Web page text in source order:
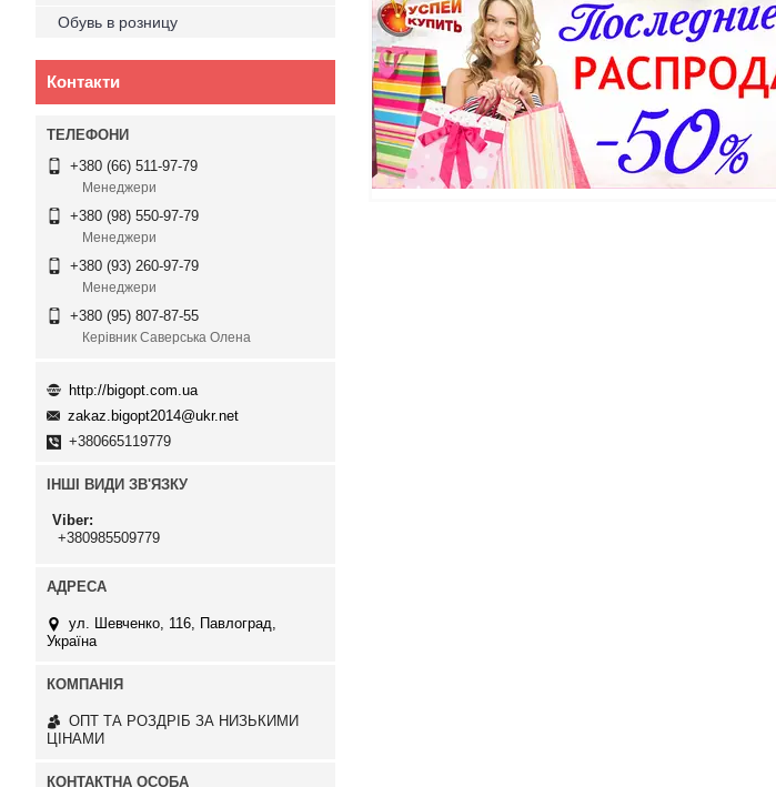
Обувь в розницу
Контакти
+380 (66) 511-97-79
Менеджери
+380 (98) 550-97-79
Менеджери
+380 (93) 260-97-79
Менеджери
+380 (95) 807-87-55
Керівник Саверська Олена
http://bigopt.com.ua
zakaz.bigopt2014@ukr.net
+380665119779
ІНШІ ВИДИ ЗВ'ЯЗКУ
Viber
+380985509779
ул. Шевченко, 116, Павлоград,
Україна
ОПТ ТА РОЗДРІБ ЗА НИЗЬКИМИ
ЦІНАМИ